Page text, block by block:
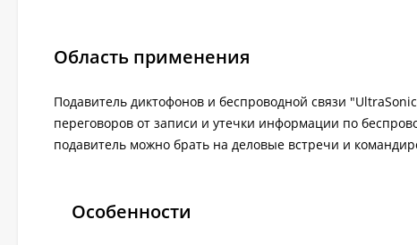
Область применения
Подавитель диктофонов и беспроводной связи
переговоров от записи и утечки информации по
подавитель можно брать на деловые встречи и
Особенности